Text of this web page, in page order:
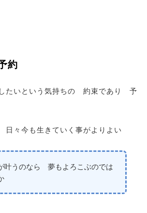
約
たいという気持ちの 約束であり 予
々今も生きていく事がよりよい
叶うのなら 夢もよろこぶのでは